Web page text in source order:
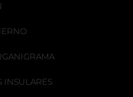
INSULARES